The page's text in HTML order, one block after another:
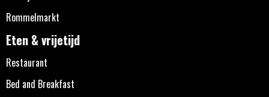
Rommelmarkt
Eten & vrijetijd
Restaurant
Bed and Breakfast